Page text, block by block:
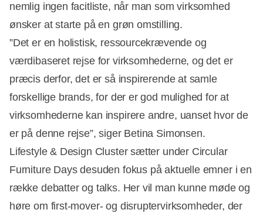
nemlig ingen facitliste, når man som virksomhed
ønsker at starte på en grøn omstilling.
”Det er en holistisk, ressourcekrævende og
værdibaseret rejse for virksomhederne, og det er
præcis derfor, det er så inspirerende at samle
forskellige brands, for der er god mulighed for at
virksomhederne kan inspirere andre, uanset hvor de
er på denne rejse”, siger Betina Simonsen.
Lifestyle & Design Cluster sætter under Circular
Furniture Days desuden fokus på aktuelle emner i en
række debatter og talks. Her vil man kunne møde og
høre om first-mover- og disruptervirksomheder, der